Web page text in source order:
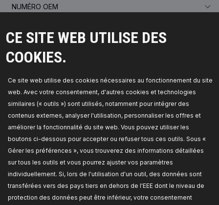
CE SITE WEB UTILISE DES
COOKIES.
Ce site web utilise des cookies nécessaires au fonctionnement du site
web. Avec votre consentement, d'autres cookies et technologies
similaires (« outils ») sont utilisés, notamment pour intégrer des
contenus externes, analyser l'utilisation, personnaliser les offres et
améliorer la fonctionnalité du site web. Vous pouvez utiliser les
boutons ci-dessous pour accepter ou refuser tous ces outils. Sous «
Gérer les préférences », vous trouverez des informations détaillées
sur tous les outils et vous pourrez ajuster vos paramètres
individuellement. Si, lors de l'utilisation d'un outil, des données sont
transférées vers des pays tiers en dehors de l'EEE dont le niveau de
protection des données peut être inférieur, votre consentement
NUMÉRO OEM
MEILLEURES VENTES DANS VOTRE PAYS